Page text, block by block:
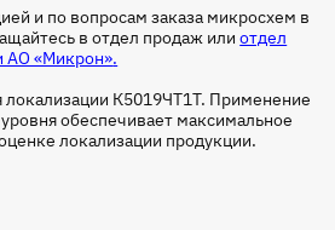
и по вопросам заказа микросхем в
в отдел продаж илиотдел
АО «Микрон».
локализации К5019ЧТ1Т. Применение
обеспечивает максимальное
локализации продукции.